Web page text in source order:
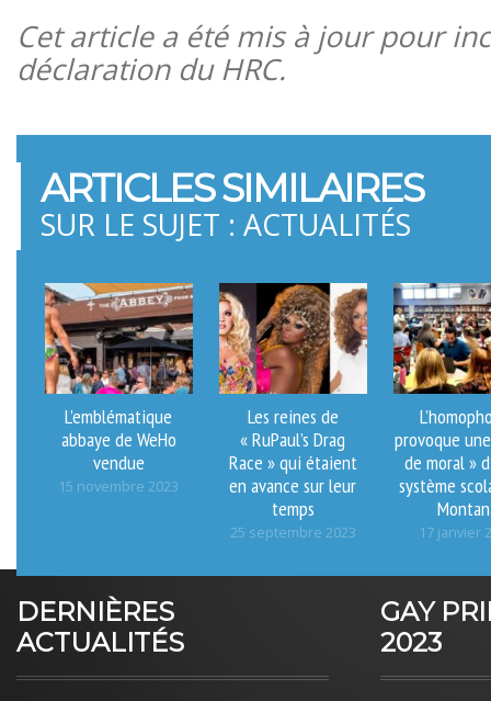
Cet article a été mis à jour pour
déclaration du HRC.
ARTICLES SIMILAIRES
SUR LE SUJET : ACTUALITÉS
L’emblématique
abbaye de WeHo
vendue
15 novembre 2023
Les reines de
« RuPaul’s Drag
Race » qui étaient
en avance sur leur
temps
25 septembre 2023
provoque
de moral »
système
17 janvier
DERNIÈRES
ACTUALITÉS
GAY
2023